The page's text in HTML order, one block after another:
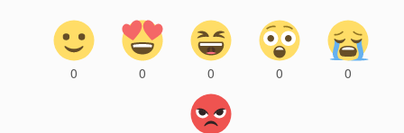
0 0 0 0 0